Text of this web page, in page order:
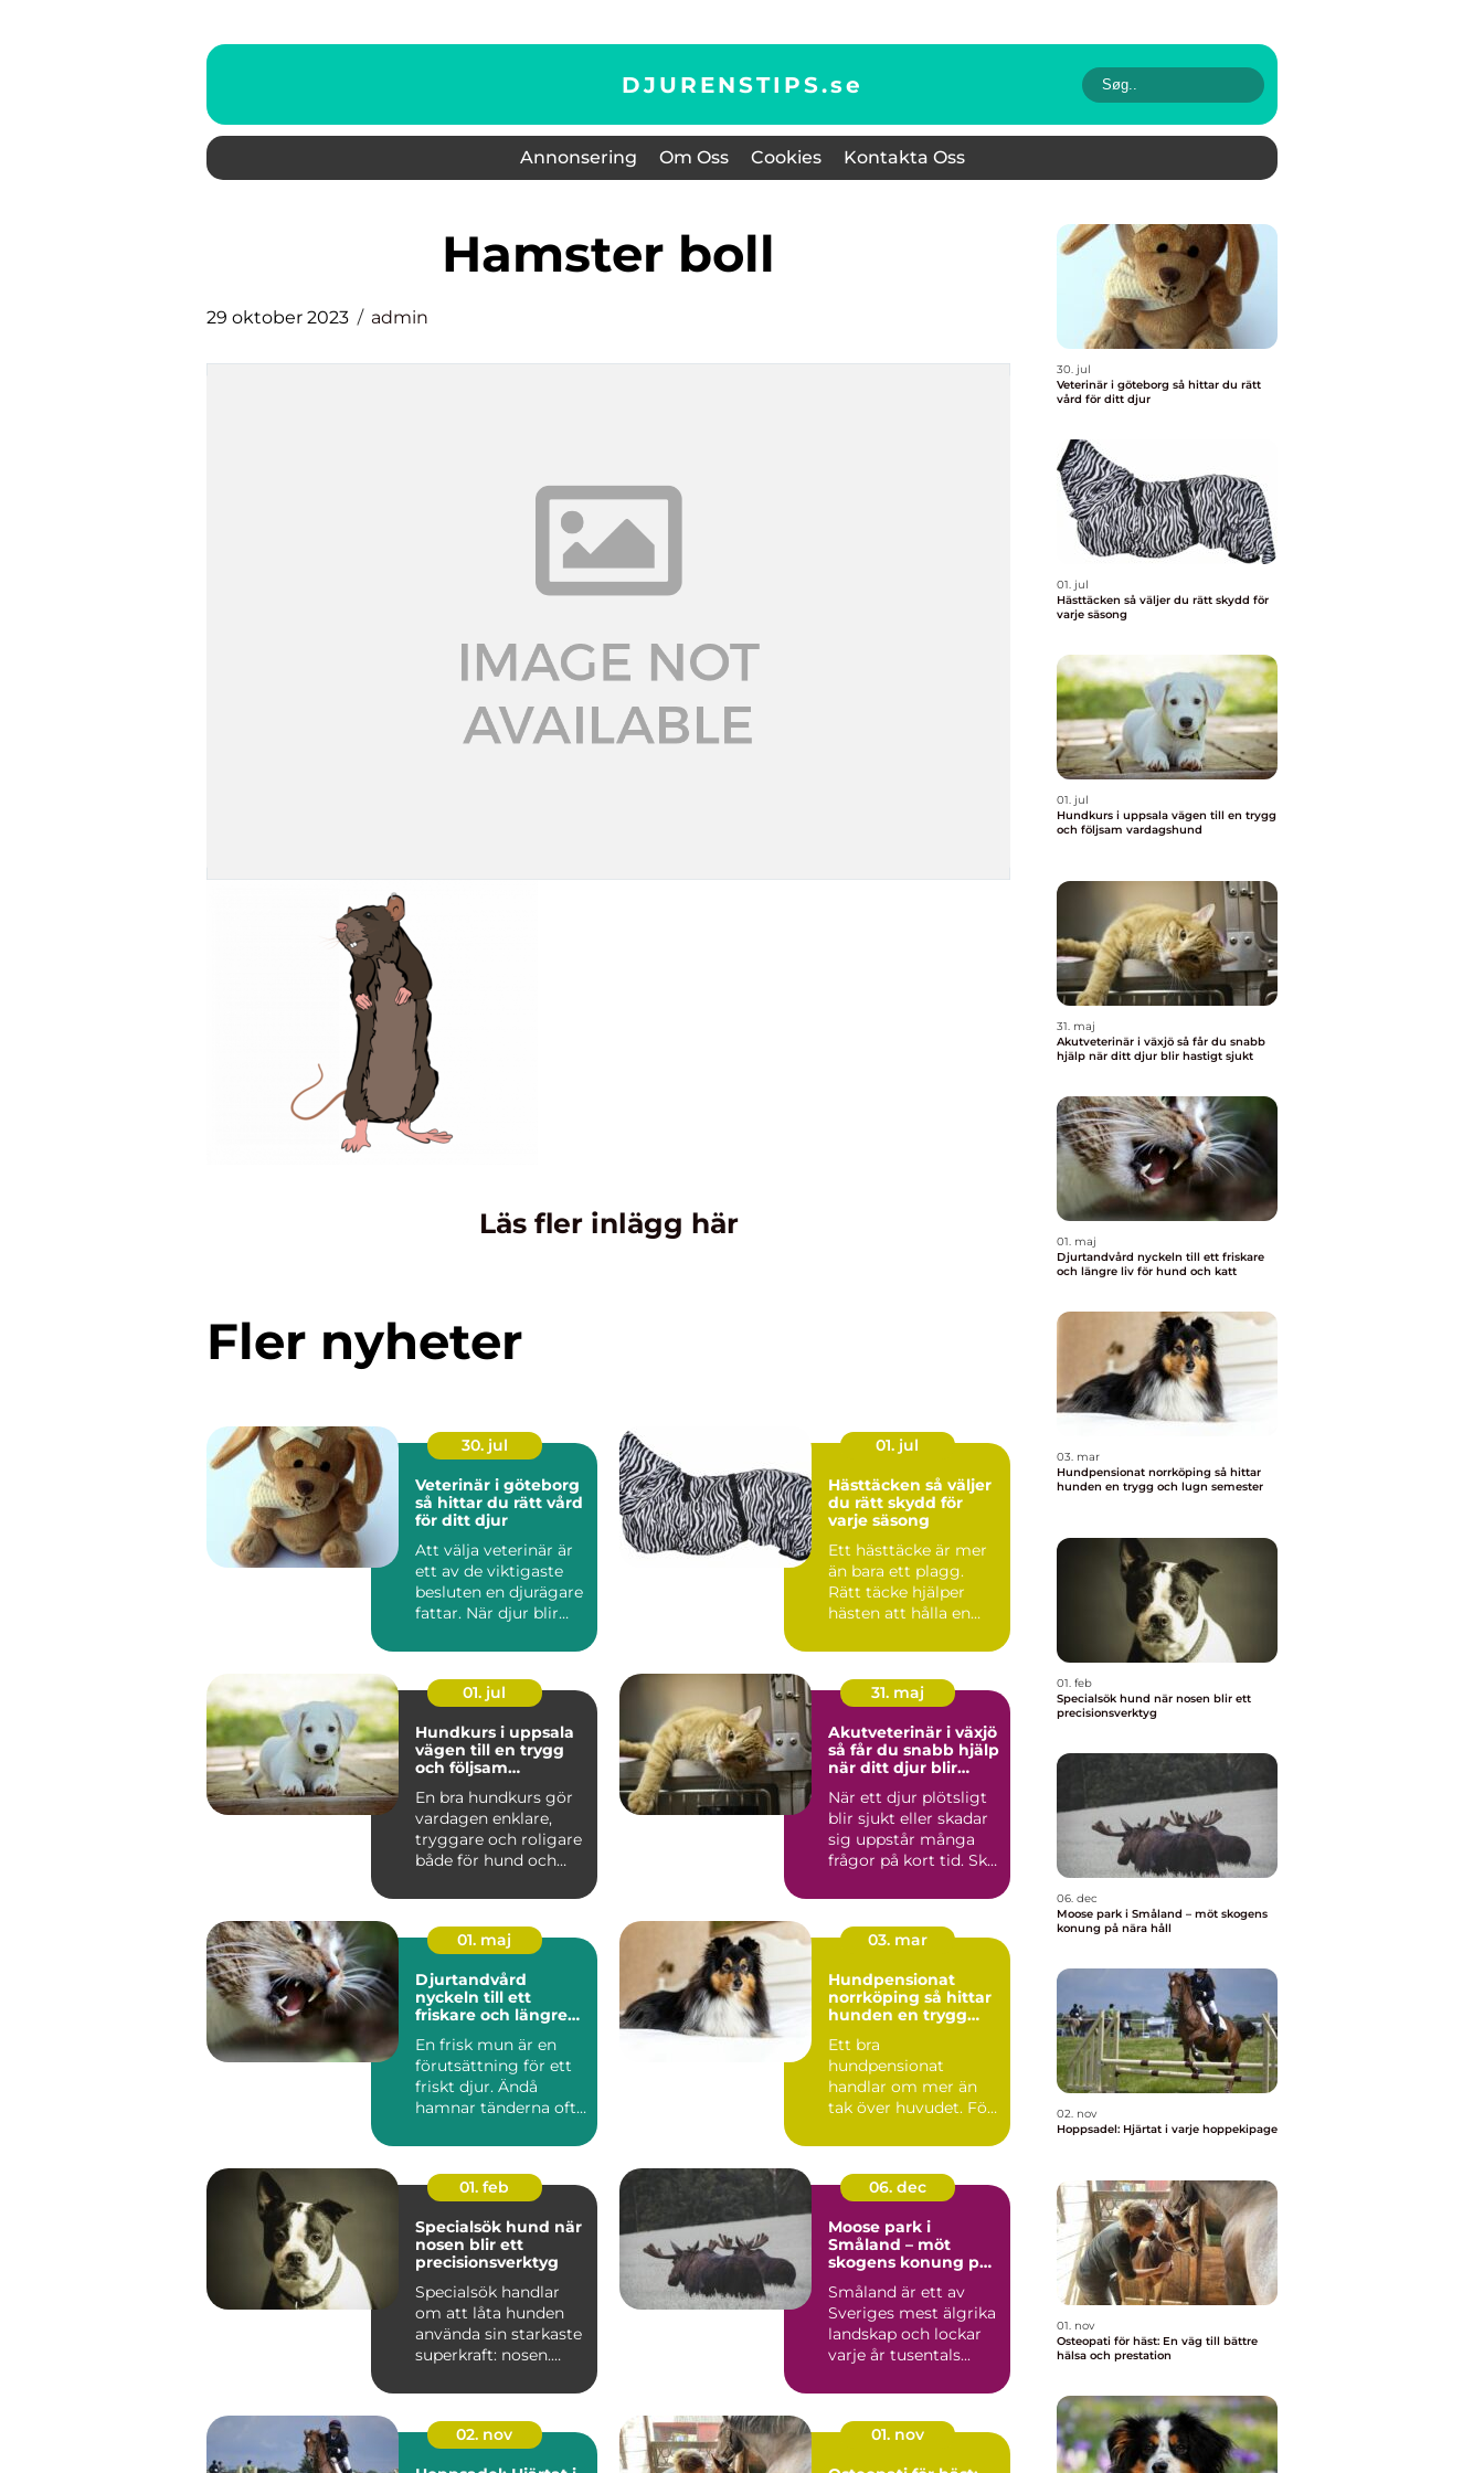
DJURENSTIPS.se
Annonsering Om Oss Cookies Kontakta Oss
hamster boll
29 oktober 2023 admin
Läs fler inlägg här
Fler nyheter
30. jul
Veterinär i göteborg
så hittar du rätt vård
för ditt djur
Att välja veterinär är
ett av de viktigaste
besluten en djurägare
fattar. När djur blir
01. jul
Hästtäcken så väljer
du rätt skydd för
varje säsong
Ett hästtäcke är mer
än bara ett plagg.
Rätt täcke hjälper
hästen att hålla en
kroppstemperatur...
01. jul
Hundkurs i uppsala
vägen till en trygg
och följsam
En bra hundkurs gör
vardagen enklare,
tryggare och roligare
både för hund och
hundä...
31. maj
Akutveterinär i växjö
så får du snabb hjälp
när ditt djur blir
När ett djur plötsligt
blir sjukt eller skadar
sig uppstår många
frågor på kort tid. Ska
01. maj
Djurtandvård
nyckeln till ett
friskare och längre
En frisk mun är en
förutsättning för ett
friskt djur. Ändå
hamnar tänderna ofta
djur...
03. mar
Hundpensionat
norrköping så hittar
hunden en trygg
Ett bra
hundpensionat
handlar om mer än
tak över huvudet. För
och runt Norrköping
01. feb
Specialsök hund när
nosen blir ett
precisionsverktyg
Specialsök handlar
om att låta hunden
använda sin starkaste
superkraft: nosen.
tr...
06. dec
Moose park i
Småland – möt
skogens konung på
Småland är ett av
Sveriges mest älgrika
landskap och lockar
varje år tusentals...
02. nov
01. nov
30. jul
Veterinär i göteborg så hittar du rätt
vård för ditt djur
01. jul
Hästtäcken så väljer du rätt skydd för
varje säsong
01. jul
Hundkurs i uppsala vägen till en trygg
och följsam vardagshund
31. maj
Akutveterinär i växjö så får du snabb
hjälp när ditt djur blir hastigt sjukt
01. maj
Djurtandvård nyckeln till ett friskare
och längre liv för hund och katt
03. mar
Hundpensionat norrköping så hittar
hunden en trygg och lugn semester
01. feb
Specialsök hund när nosen blir ett
precisionsverktyg
06. dec
Moose park i Småland – möt skogens
konung på nära håll
02. nov
Hoppsadel: Hjärtat i varje hoppekipage
01. nov
Osteopati för häst: En väg till bättre
hälsa och prestation